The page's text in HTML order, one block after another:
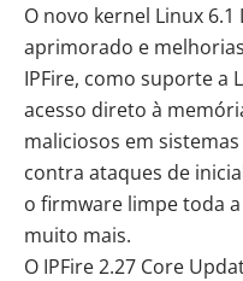
O novo kernel Linux
aprimorado e
IPFire, como suporte a
acesso direto à
maliciosos em
contra ataques de
o firmware limpe toda
muito mais.
O IPFire 2.27 Core